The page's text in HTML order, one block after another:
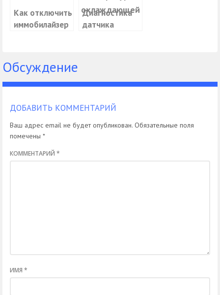
Как отключить
иммобилайзер
Диагностика
датчика
Обсуждение
ДОБАВИТЬ КОММЕНТАРИЙ
Ваш адрес email не будет опубликован. Обязательные поля
помечены *
КОММЕНТАРИЙ *
ИМЯ *